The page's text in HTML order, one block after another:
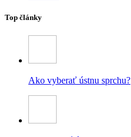
Top články
Ako vyberať ústnu sprchu?